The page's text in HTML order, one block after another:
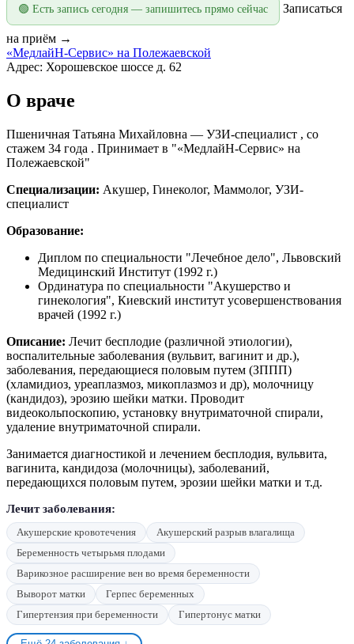
🟢 Есть запись сегодня — запишитесь прямо сейчас Записаться
на приём →
«МедлайН-Сервис» на Полежаевской
Адрес: Хорошевское шоссе д. 62
О враче
Пшеничная Татьяна Михайловна — УЗИ-специалист , со
стажем 34 года . Принимает в "«МедлайН-Сервис» на
Полежаевской"
Специализации: Акушер, Гинеколог, Маммолог, УЗИ-
специалист
Образование:
Диплом по специальности "Лечебное дело", Львовский
Медицинский Институт (1992 г.)
Ординатура по специальности "Акушерство и
гинекология", Киевский институт усовершенствования
врачей (1992 г.)
Описание: Лечит бесплодие (различной этиологии),
воспалительные заболевания (вульвит, вагинит и др.),
заболевания, передающиеся половым путем (ЗППП)
(хламидиоз, уреаплазмоз, микоплазмоз и др), молочницу
(кандидоз), эрозию шейки матки. Проводит
видеокольпоскопию, установку внутриматочной спирали,
удаление внутриматочной спирали.
Занимается диагностикой и лечением бесплодия, вульвита,
вагинита, кандидоза (молочницы), заболеваний,
передающихся половым путем, эрозии шейки матки и т.д.
Лечит заболевания:
Акушерские кровотечения
Акушерский разрыв влагалища
Беременность четырьмя плодами
Варикозное расширение вен во время беременности
Выворот матки
Герпес беременных
Гипертензия при беременности
Гипертонус матки